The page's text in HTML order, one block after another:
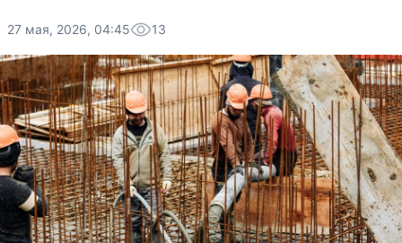
27 мая, 2026, 04:45 13